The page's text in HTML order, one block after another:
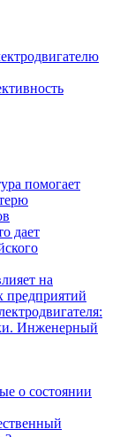
помогает
дает
на
предприятий
Инженерный
о состоянии